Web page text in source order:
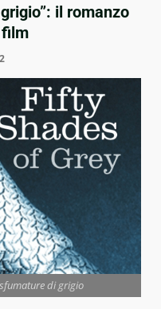
il romanzo
film
di grigio